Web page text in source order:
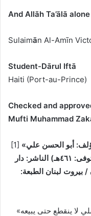
And Allāh Ta’ālā
Sulaimān Al-Amīn
Student-Dārul Iftā
Haiti (Port-au-Prince)
Checked and
Mufti Muhammad
[1]
أبو الحسن علي
الناشر: دار
بيروت لبنان الطبعة:
«والوطن على وجهين أصلي وعارضي فالاصلي ‌لا ‌ينقطع ‌حتى ‌يبيعه